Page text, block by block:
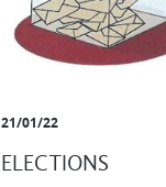
21/01/22
ELECTIONS